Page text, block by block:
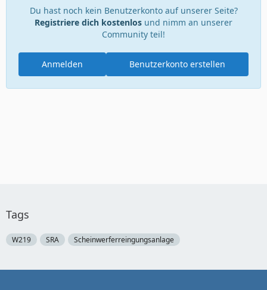
Du hast noch kein Benutzerkonto auf unserer Seite?
Registriere dich kostenlos und nimm an unserer
Community teil!
Benutzerkonto erstellen
Anmelden
Tags
W219 SRA Scheinwerferreingungsanlage